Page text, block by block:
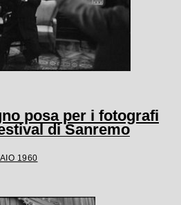
posa per i fotografi
di Sanremo
1960